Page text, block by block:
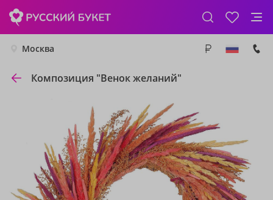
Москва
Композиция "Венок желаний"